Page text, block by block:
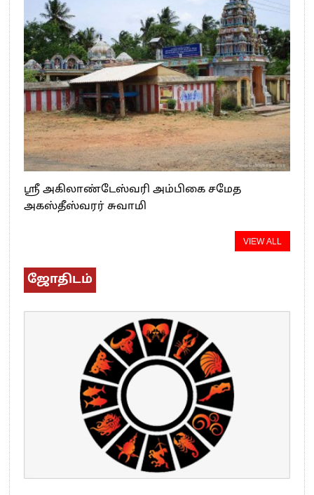
ஸ்ரீ அகிலாண்டேஸ்வரி அம்பிகை சமேத
அகஸ்தீஸ்வரர் சுவாமி
VIEW ALL
ஜோதிடம்